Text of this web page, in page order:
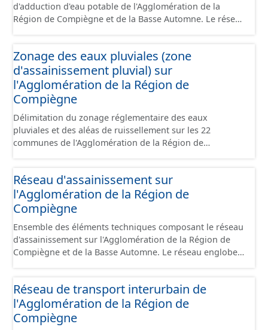
d'adduction d'eau potable de l'Agglomération de la
Région de Compiègne et de la Basse Automne. Le réseau
opercule, plaque pleine, té, réduction, ventouse ...).
Zonage des eaux pluviales (zone
d'assainissement pluvial) sur
l'Agglomération de la Région de
Compiègne
Délimitation du zonage réglementaire des eaux
pluviales et des aléas de ruissellement sur les 22
communes de l'Agglomération de la Région de
rejet des eaux pluviales.
Réseau d'assainissement sur
l'Agglomération de la Région de
Compiègne
Ensemble des éléments techniques composant le réseau
d'assainissement sur l'Agglomération de la Région de
Compiègne et de la Basse Automne. Le réseau englobe à
branchements et ouvrages fonctionnels (regard, station,
poste de refoulement, vanne, décharge, dessableur,
clapet ...).
Réseau de transport interurbain de
l'Agglomération de la Région de
Compiègne